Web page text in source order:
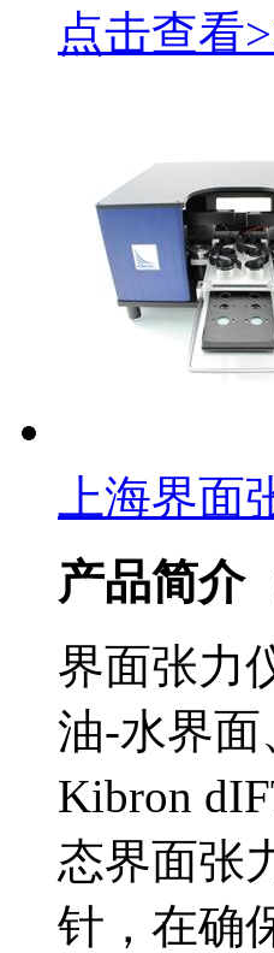
点击查看
上海界面
产品简介
界面张力
油-水界
Kibron
态界面张
针，在确